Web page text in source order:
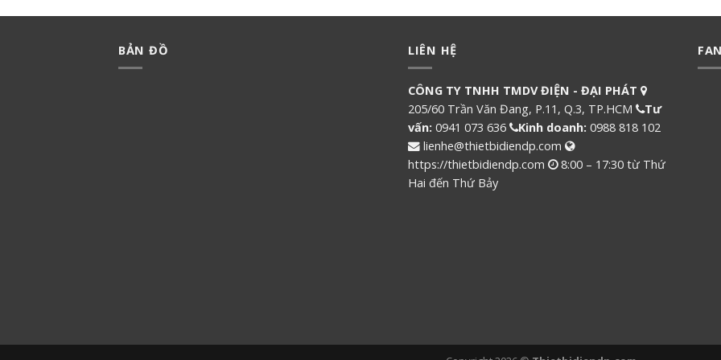
BẢN ĐỒ LIÊN HỆ
CÔNG TY TNHH TMDV ĐIỆN - ĐẠI PHÁT
205/60 Trần Văn Đang, P.11, Q.3, TP.HCM
Tư
vấn: 0941 073 636 Kinh doanh: 0988 818 102
lienhe@thietbidiendp.com
https://thietbidiendp.com
8:00 – 17:30 từ Thứ
Hai đến Thứ Bảy